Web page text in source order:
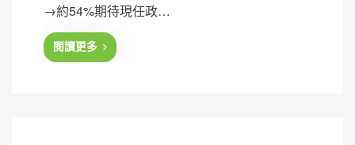
e
d
→約54%期待現任政…
閱讀更多